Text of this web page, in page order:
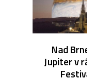
Nad
Jupiter v